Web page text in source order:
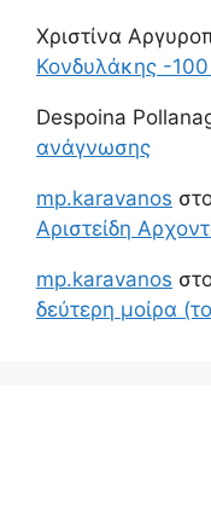
Χριστίνα
Κονδυλάκης -100
Despoina
ανάγνωσης
mp.karavanos
Αριστείδη
mp.karavanos
δεύτερη μοίρα